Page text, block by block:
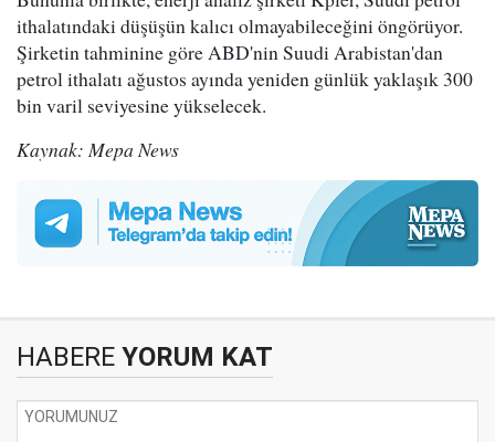
ithalatındaki düşüşün kalıcı olmayabileceğini öngörüyor.
Şirketin tahminine göre ABD'nin Suudi Arabistan'dan
petrol ithalatı ağustos ayında yeniden günlük yaklaşık 300
bin varil seviyesine yükselecek.
Kaynak: Mepa News
HABERE YORUM KAT